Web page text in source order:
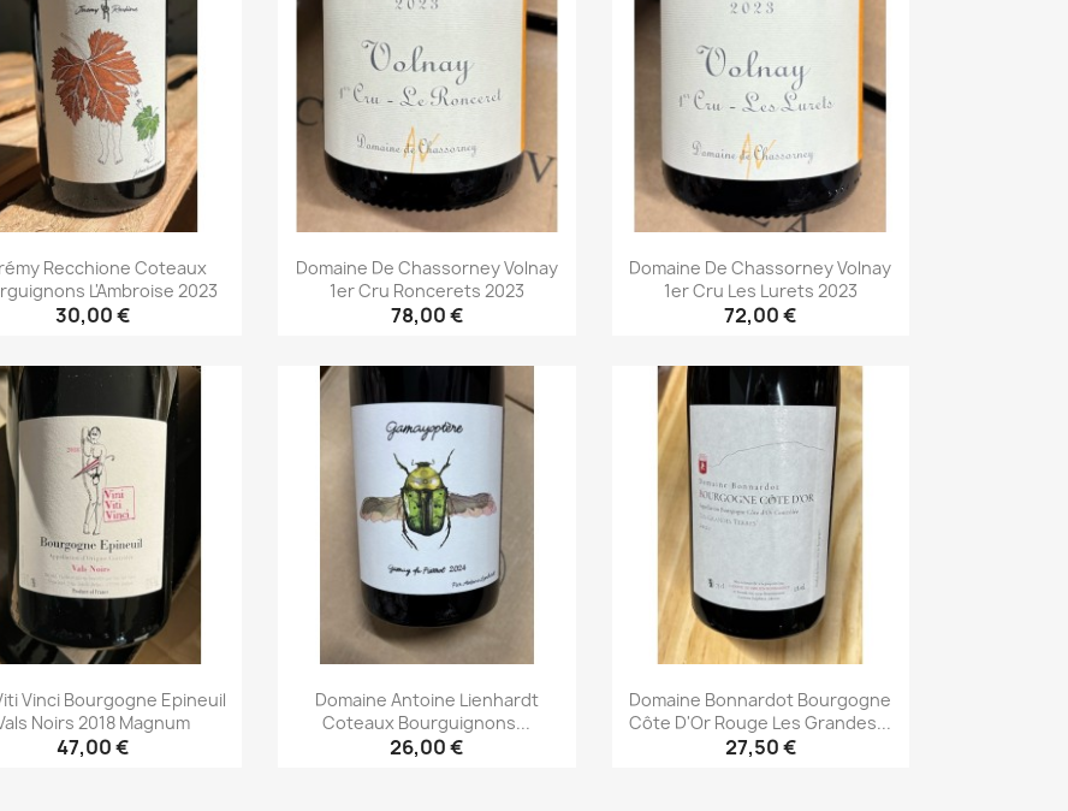
Recchione Coteaux
L'Ambroise 2023
30,00 €
Aperçu rapide
Domaine De Chassorney Volnay
1er Cru Roncerets 2023
78,00 €
Aperçu rapide
Domaine De Chassorney Volnay
1er Cru Les Lurets 2023
72,00 €
Aperçu rapide
Vinci Bourgogne Epineuil
Noirs 2018 Magnum
47,00 €
Domaine Antoine Lienhardt
Coteaux Bourguignons...
26,00 €
Domaine Bonnardot Bourgogne
Côte D'Or Rouge Les Grandes...
27,50 €